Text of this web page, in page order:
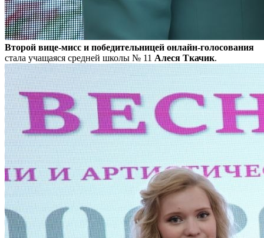
Второй вице-мисс и победительницей онлайн-голосования
стала учащаяся средней школы № 11 Алеся Ткачик.